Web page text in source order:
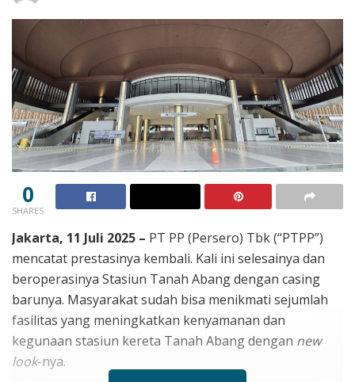
0
SHARES
Jakarta, 11 Juli 2025 – PT PP (Persero) Tbk (“PTPP”)
mencatat prestasinya kembali. Kali ini selesainya dan
beroperasinya Stasiun Tanah Abang dengan casing
barunya. Masyarakat sudah bisa menikmati sejumlah
fasilitas yang meningkatkan kenyamanan dan
kegunaan stasiun kereta Tanah Abang dengan new
look-nya.